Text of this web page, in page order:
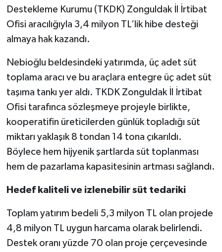
Destekleme Kurumu (TKDK) Zonguldak İl İrtibat
Ofisi aracılığıyla 3,4 milyon TL’lik hibe desteği
almaya hak kazandı.
Nebioğlu beldesindeki yatırımda, üç adet süt
toplama aracı ve bu araçlara entegre üç adet süt
taşıma tankı yer aldı. TKDK Zonguldak İl İrtibat
Ofisi tarafınca sözleşmeye projeyle birlikte,
kooperatifin üreticilerden günlük topladığı süt
miktarı yaklaşık 8 tondan 14 tona çıkarıldı.
Böylece hem hijyenik şartlarda süt toplanması
hem de pazarlama kapasitesinin artması sağlandı.
Hedef kaliteli ve izlenebilir süt tedariki
Toplam yatırım bedeli 5,3 milyon TL olan projede
4,8 milyon TL uygun harcama olarak belirlendi.
Destek oranı yüzde 70 olan proje çerçevesinde
Tüm Haberler
Videolu Haberler
Son Dakika
Tüm Haberler